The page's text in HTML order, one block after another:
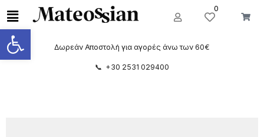
Ανοίξτε τη γραμμή εργαλείων
0
Δωρεάν Αποστολή για αγορές άνω των 60€
📞 +30 2531 029400